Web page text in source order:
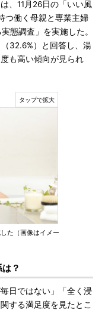
、11月26日の「いい風
つ働く母親と専業主婦
態調査」を実施した。
32.6%）と回答し、湯
も高い傾向が見られ
た（画像はイメー
？
日ではない」「全く浸
する満足度を見たとこ